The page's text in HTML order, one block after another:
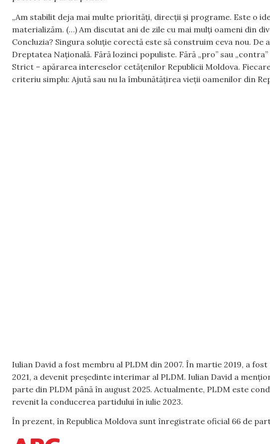
„Am stabilit deja mai multe priorități, direcții și programe. Este o
materializăm. (…) Am discutat ani de zile cu mai mulți oameni din
Concluzia? Singura soluție corectă este să construim ceva nou. De
Dreptatea Națională. Fără lozinci populiste. Fără „pro” sau
Strict – apărarea intereselor cetățenilor Republicii Moldova.
criteriu simplu: Ajută sau nu la îmbunătățirea vieții oamenilor din
Iulian David a fost membru al PLDM din 2007. În martie 2019, a
2021, a devenit președinte interimar al PLDM. Iulian David a
parte din PLDM până în august 2025. Actualmente, PLDM este
revenit la conducerea partidului în iulie 2023.
În prezent, în Republica Moldova sunt înregistrate oficial 66 de